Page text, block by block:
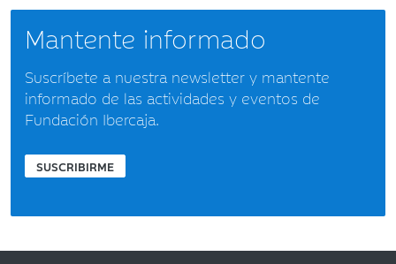
Mantente informado
Suscríbete a nuestra newsletter y mantente
informado de las actividades y eventos de
Fundación Ibercaja.
SUSCRIBIRME